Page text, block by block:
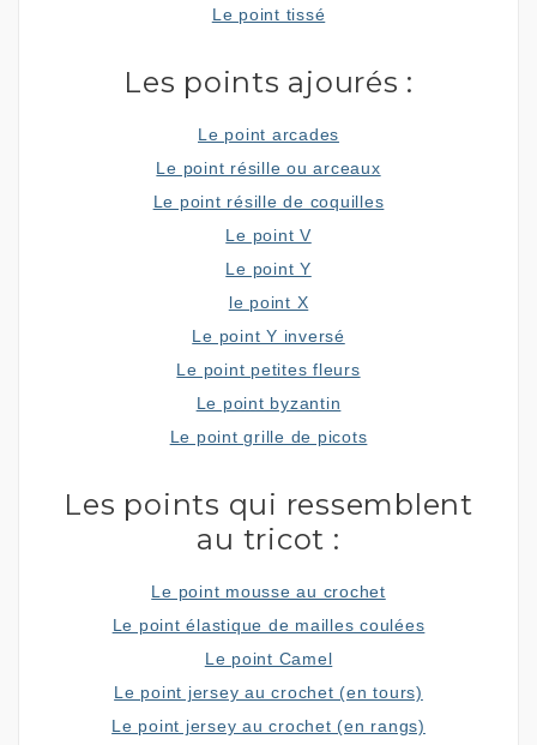
Le point tissé
Les points ajourés :
Le point arcades
Le point résille ou arceaux
Le point résille de coquilles
Le point V
Le point Y
le point X
Le point Y inversé
Le point petites fleurs
Le point byzantin
Le point grille de picots
Les points qui ressemblent
au tricot :
Le point mousse au crochet
Le point élastique de mailles coulées
Le point Camel
Le point jersey au crochet (en tours)
Le point jersey au crochet (en rangs)